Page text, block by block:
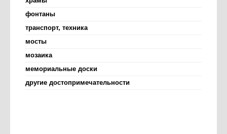
фонтаны
транспорт, техника
мосты
мозаика
мемориальные доски
другие достопримечательности